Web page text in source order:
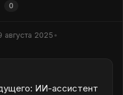
0
августа 2025 •
ИИ-ассистент